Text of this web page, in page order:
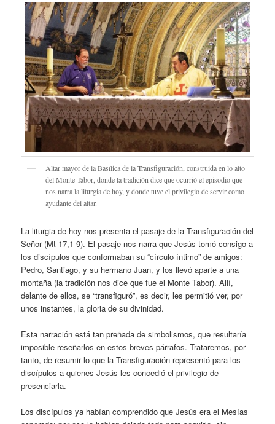
Altar mayor de la Basílica de la Transfiguración, construida en lo alto
del Monte Tabor, donde la tradición dice que ocurrió el episodio que
nos narra la liturgia de hoy, y donde tuve el privilegio de servir como
ayudante del altar.
La liturgia de hoy nos presenta el pasaje de la Transfiguración del
Señor (Mt 17,1-9). El pasaje nos narra que Jesús tomó consigo a
los discípulos que conformaban su “círculo íntimo” de amigos:
Pedro, Santiago, y su hermano Juan, y los llevó aparte a una
montaña (la tradición nos dice que fue el Monte Tabor). Allí,
delante de ellos, se “transfiguró”, es decir, les permitió ver, por
unos instantes, la gloria de su divinidad.
Esta narración está tan preñada de simbolismos, que resultaría
imposible reseñarlos en estos breves párrafos. Trataremos, por
tanto, de resumir lo que la Transfiguración representó para los
discípulos a quienes Jesús les concedió el privilegio de
presenciarla.
Los discípulos ya habían comprendido que Jesús era el Mesías